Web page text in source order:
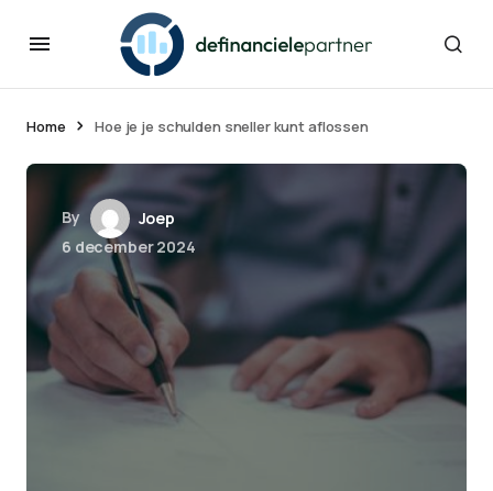
Home Hoe je je schulden sneller kunt aflossen
By
Joep
6 december 2024